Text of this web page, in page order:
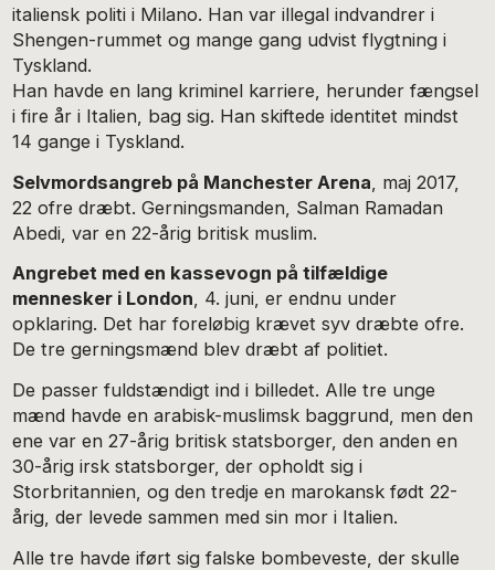
italiensk politi i Milano. Han var illegal indvandrer i
Shengen-rummet og mange gang udvist flygtning i
Tyskland.
Han havde en lang kriminel karriere, herunder fængsel
i fire år i Italien, bag sig. Han skiftede identitet mindst
14 gange i Tyskland.
Selvmordsangreb på Manchester Arena , maj 2017,
22 ofre dræbt. Gerningsmanden, Salman Ramadan
Abedi, var en 22-årig britisk muslim.
Angrebet med en kassevogn på tilfældige
mennesker i London, 4. juni, er endnu under
opklaring. Det har foreløbig krævet syv dræbte ofre.
De tre gerningsmænd blev dræbt af politiet.
De passer fuldstændigt ind i billedet. Alle tre unge
mænd havde en arabisk-muslimsk baggrund, men den
ene var en 27-årig britisk statsborger, den anden en
30-årig irsk statsborger, der opholdt sig i
Storbritannien, og den tredje en marokansk født 22-
årig, der levede sammen med sin mor i Italien.
Alle tre havde iført sig falske bombeveste, der skulle